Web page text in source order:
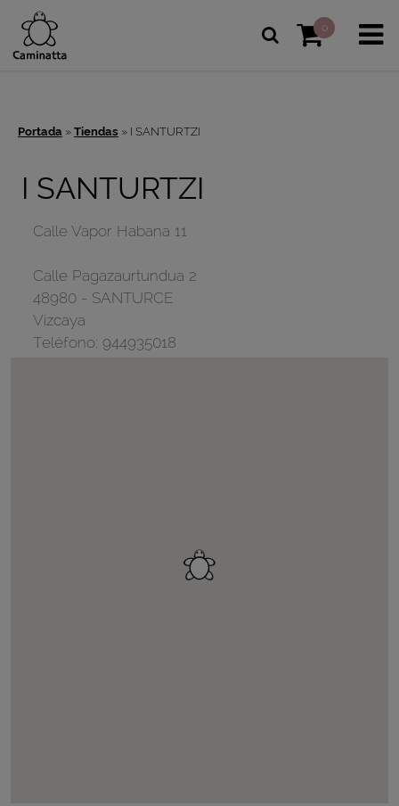
0
Portada » Tiendas » I SANTURTZI
I SANTURTZI
Calle Vapor Habana 11
Calle Pagazaurtundua 2
48980- SANTURCE
Vizcaya
Teléfono: 944935018